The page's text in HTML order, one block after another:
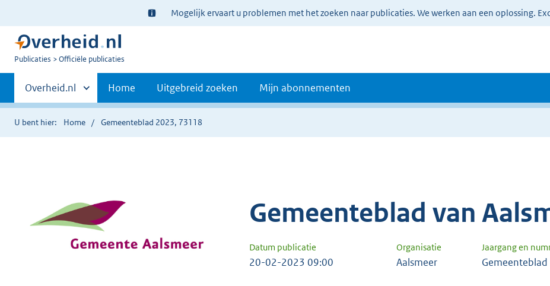
Ter
informatie:
Mogelijk ervaart u problemen met het zoeken naar publicaties. We werken aan een oplossing.
U
Publicaties Officiële publicaties
Primaire
navigatie
Andere
sites
binnen
Overheid.nl Home Uitgebreid zoeken Mijn abonnementen
U bent hier: Home Gemeenteblad 2023, 73118
Gemeenteblad van
Datum publicatie Organisatie Jaargang en
20-02-2023 09:00 Aalsmeer